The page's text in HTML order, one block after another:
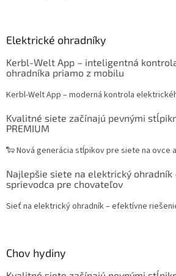
Elektrické ohradníky
Kerbl-Welt App – inteligentná
ohradníka priamo z mobilu
Kerbl-Welt App – moderná kontrola
Kvalitné siete začínajú pevnými
PREMIUM
🐑 Nová generácia stĺpikov pre siete na ovce
Najlepšie siete na elektrický ohradník
sprievodca pre chovateľov
Sieť na elektrický ohradník – efektívne
Chov hydiny